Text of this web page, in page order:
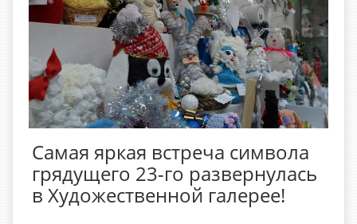
Самая яркая встреча символа
грядущего 23-го развернулась
в Художественной галерее!